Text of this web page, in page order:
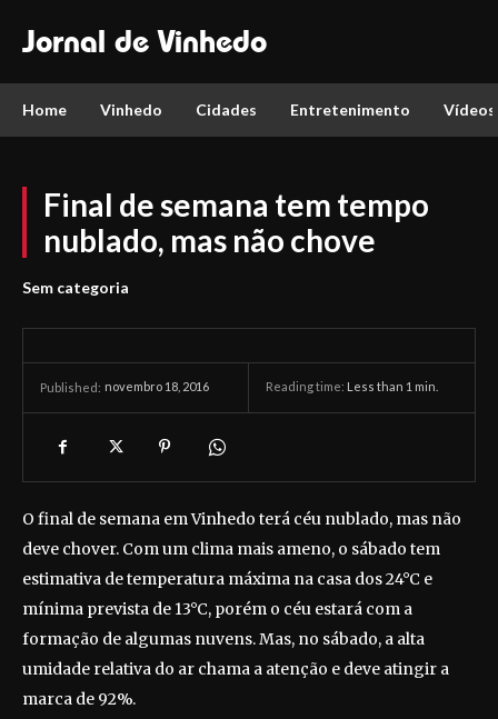
Jornal de Vinhedo
Home Vinhedo Cidades Entretenimento Vídeos
Final de semana tem tempo
nublado, mas não chove
Sem categoria
Published: novembro 18, 2016 Reading time: Less than 1 min.
O final de semana em Vinhedo terá céu nublado, mas não
deve chover. Com um clima mais ameno, o sábado tem
estimativa de temperatura máxima na casa dos 24°C e
mínima prevista de 13°C, porém o céu estará com a
formação de algumas nuvens. Mas, no sábado, a alta
umidade relativa do ar chama a atenção e deve atingir a
marca de 92%.